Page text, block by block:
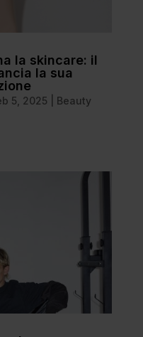
la skincare: il
la sua
5, 2025
Beauty